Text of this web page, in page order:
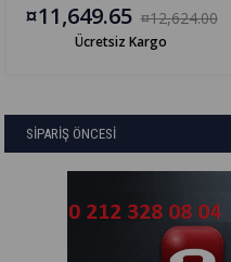
¤11,649.65 ¤12,624.00
Ücretsiz Kargo
SİPARİŞ ÖNCESİ